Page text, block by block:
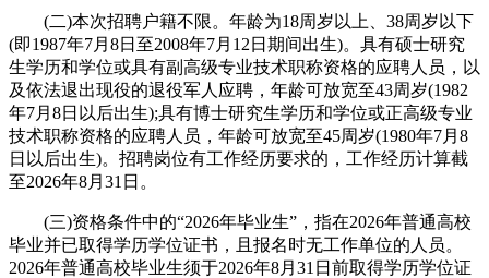
(二)本次招聘户籍不限。年龄为18周岁以上、38周岁以下
(即1987年7月8日至2008年7月12日期间出生)。具有硕士研究
生学历和学位或具有副高级专业技术职称资格的应聘人员，以
及依法退出现役的退役军人应聘，年龄可放宽至43周岁(1982
年7月8日以后出生);具有博士研究生学历和学位或正高级专业
技术职称资格的应聘人员，年龄可放宽至45周岁(1980年7月8
日以后出生)。招聘岗位有工作经历要求的，工作经历计算截
至2026年8月31日。
(三)资格条件中的“2026年毕业生”，指在2026年普通高校
毕业并已取得学历学位证书，且报名时无工作单位的人员。
2026年普通高校毕业生须于2026年8月31日前取得学历学位证